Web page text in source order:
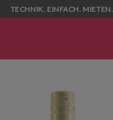
TECHNIK. EINFACH. MIETEN.